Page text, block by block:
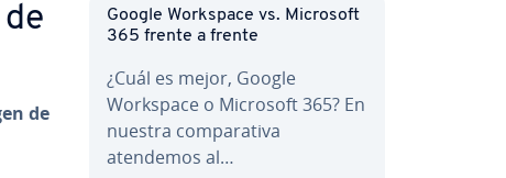
de
Google Workspace vs. Microsoft
365 frente a frente
¿Cuál es mejor, Google
Workspace o Microsoft 365? En
nuestra co­m­pa­ra­ti­va
atendemos al…